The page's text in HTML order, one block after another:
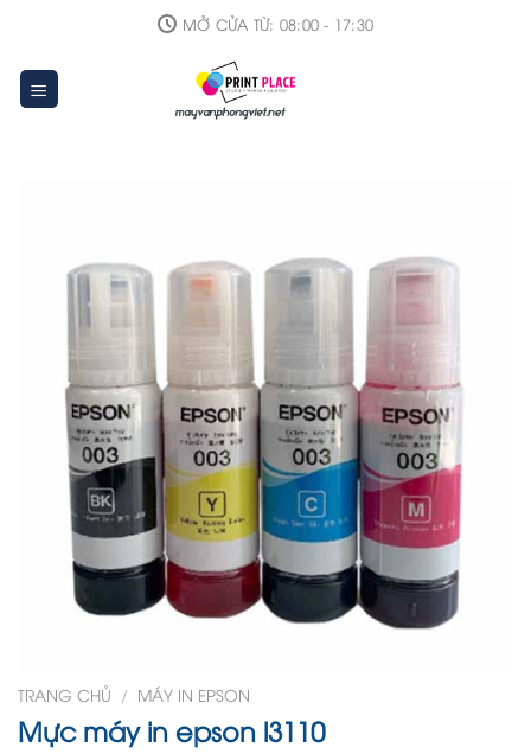
content
MỞ CỬA TỪ: 08:00 - 17:30
TRANG CHỦ / MÁY IN EPSON
Mực máy in epson l3110